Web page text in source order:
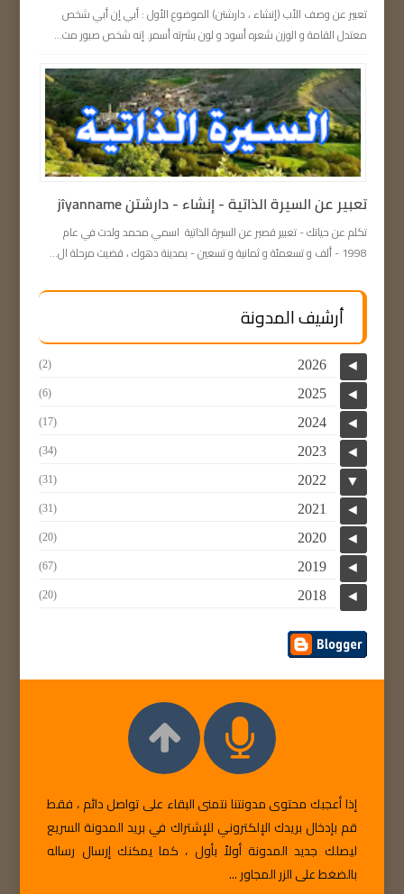
تعبير عن وصف الأب (إنشاء ، دارشتن) الموضوع الأول : أبي إن أبي شخص
معتدل القامة و الوزن شعره أسود و لون بشرته أسمر. إنه شخص صبور مت...
تعبیر عن السيرة الذاتية - إنشاء - دارشتن jîyanname
تكلم عن حياتك - تعبیر قصير عن السيرة الذاتية اسمي محمد ولدت في عام
1998 - ألف و تسعمئة و ثمانية و تسعين - بمدينة دهوك ، قضيت مرحلة ال...
أرشيف المدونة
◄
2026
(2)
◄
2025
(6)
◄
2024
(17)
◄
2023
(34)
▼
2022
(31)
◄
2021
(31)
◄
2020
(20)
◄
2019
(67)
◄
2018
(20)
إذا أعجبك محتوى مدونتنا نتمنى البقاء على تواصل دائم ، فقط
قم بإدخال بريدك الإلكتروني للإشتراك في بريد المدونة السريع
ليصلك جديد المدونة أولاً بأول ، كما يمكنك إرسال رساله
بالضغط على الزر المجاور ...